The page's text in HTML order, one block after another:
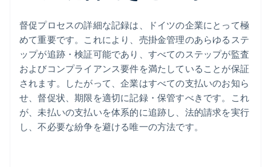
督促プロセスの詳細な記録は、ドイツの企業にとって極
めて重要です。これにより、売掛金管理のあらゆるステ
ップが追跡・検証可能であり、すべてのステップが監査
およびコンプライアンス要件を満たしていることが保証
されます。したがって、企業はすべての支払いのお知ら
せ、督促状、期限を適切に記録・保管すべきです。これ
が、未払いの支払いを体系的に追跡し、法的請求を実行
し、不必要な紛争を避ける唯一の方法です。